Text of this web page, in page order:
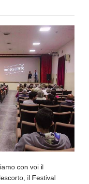
con voi il
il Festival